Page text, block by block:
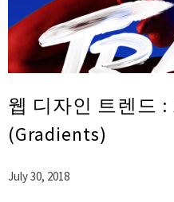
웹 디자인 트렌드
(Gradients)
July 30, 2018